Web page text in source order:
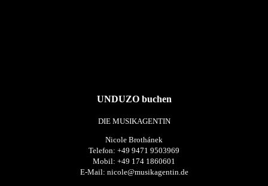
UNDUZO buchen
DIE MUSIKAGENTIN
Nicole Brothánek
Telefon: +49 9471 9503969
Mobil: +49 174 1860601
E-Mail: nicole@musikagentin.de